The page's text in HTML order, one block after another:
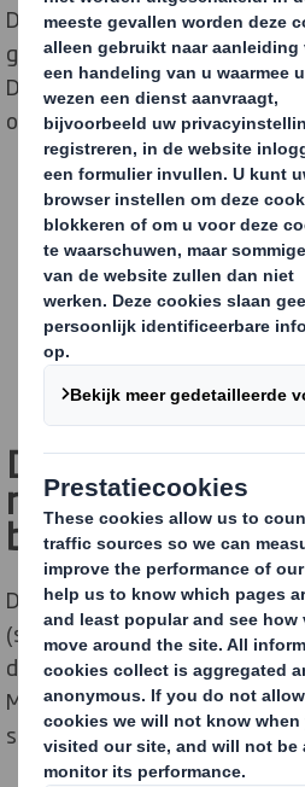
DS Smith en Sandvik winnen
golfkartonnen verpakking met
De jury benadrukte vooral de
opmerkelijk hoge kwaliteit van
NEEM
De verpakking
maat ontworpen
bescherming
De zware industriële boren en
(shank adapters) liggen stabiel
doos, op voldoende afstand
Met een extra tussenlaag
stabiel worden ondersteund.